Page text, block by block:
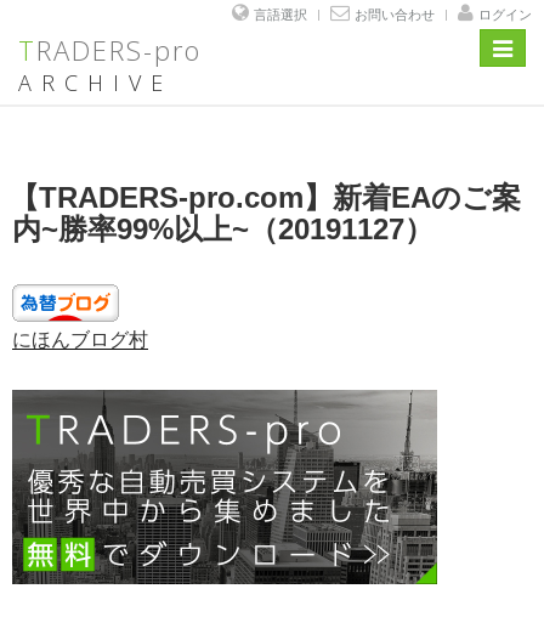
TRADERS-pro
ARCHIVE
言語選択 お問い合わせ ログイン
ツ
へ
キ
ッ
プ
日:
【TRADERS-pro.com】新着EAのご案
内~勝率99%以上~（20191127）
にほんブログ村